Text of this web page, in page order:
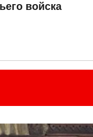
войска